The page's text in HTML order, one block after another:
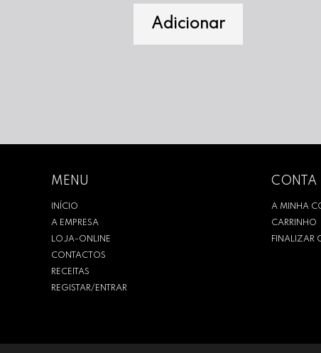
Adicionar
MENU
INÍCIO
A EMPRESA
LOJA-ONLINE
CONTACTOS
RECEITAS
REGISTAR/ENTRAR
CONTA
A MINHA
CARRINHO
FINALIZAR